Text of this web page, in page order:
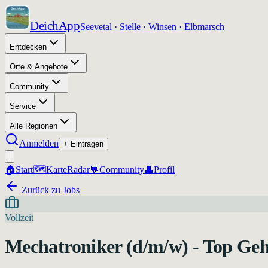
DeichAppSeevetal · Stelle · Winsen · Elbmarsch
Entdecken
Orte & Angebote
Community
Service
Alle Regionen
Anmelden + Eintragen
🏠Start🗺️KarteRadar💬Community👤Profil
Zurück zu Jobs
Vollzeit
Mechatroniker (d/m/w) - Top